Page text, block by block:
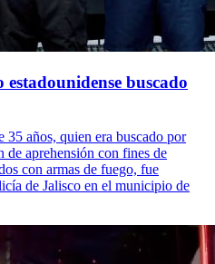
buscado
35 años, quien era buscado por
de aprehensión con fines de
con armas de fuego, fue
de Jalisco en el municipio de